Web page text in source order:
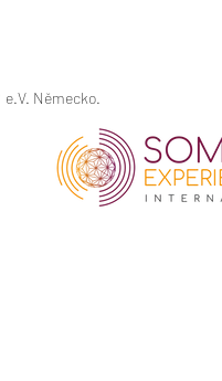
e.V. Německo.